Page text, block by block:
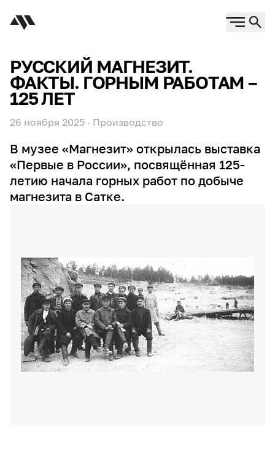
РУССКИЙ МАГНЕЗИТ.
ФАКТЫ. ГОРНЫМ РАБОТАМ –
125 ЛЕТ
26 ноября 2025 · Производство
В музее «Магнезит» открылась выставка
«Первые в России», посвящённая 125-
летию начала горных работ по добыче
магнезита в Сатке.